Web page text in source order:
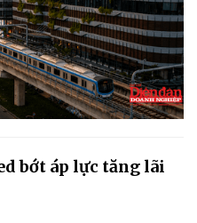
bớt áp lực tăng lãi